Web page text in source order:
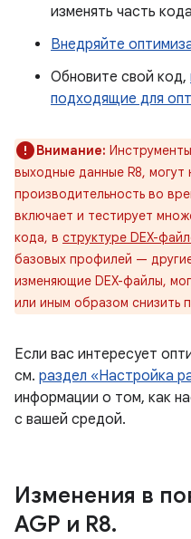
изменять часть
Внедряйте
Обновите свой код,
подходящие для
Внимание:
выходные данные R8, могут
производительность во
включает и тестирует
кода, в структуре DEX-
базовых профилей —
изменяющие DEX-файлы,
или иным образом снизить
Если вас интересует
см. раздел «Настройка
информации о том, как
с вашей средой.
Изменения в
AGP и R8.